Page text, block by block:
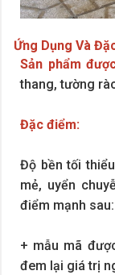
Ứng Dụng Và
Sản phẩm
thang, tường
Đặc điểm:
Độ bền tối
mẻ, uyển
điểm mạnh sau:
+ mẫu mã
đem lại giá trị